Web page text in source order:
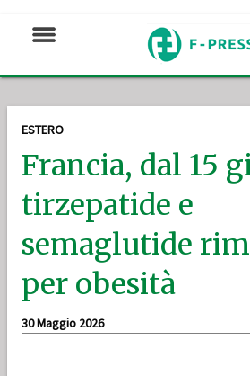
ESTERO
Francia, dal 15
tirzepatide e
semaglutide
per obesità
30 Maggio 2026